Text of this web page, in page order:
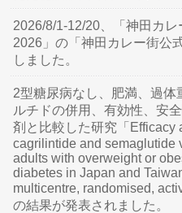
2026/8/1-12/20、「神田カ
2026」の「神田カレー街公
しました。
2型糖尿病なし、肥満、過
ルチドの併用、有効性、安
剤と比較した研究「Efficacy
cagrilintide and semaglutide
adults with overweight or
diabetes in Japan and
multicentre, randomised,
の結果が発表されました。